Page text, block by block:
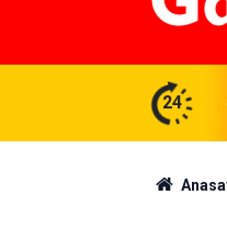
24
karşı denetimler artırıldı